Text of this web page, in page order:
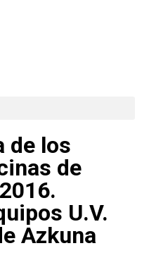
de los
de
U.V.
Azkuna